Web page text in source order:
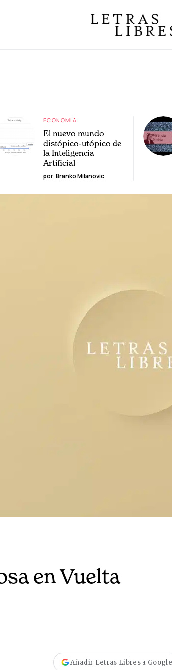
ECONOMÍA
El nuevo mundo
distópico-utópico de
la Inteligencia
Artificial
por Branko Milanovic
en Vuelta
Añadir Letras Libres a Google